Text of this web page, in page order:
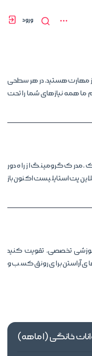
ورود
مهارت هستید، در هر سطحی
ما همه نیازهای شما را تحت
مدرک گرومینگ از راه دور
پت استایلیست اکنون باز
را با بیش از 100 فیلم آموزشی تخصصی، تقویت کنید
آراستن برای رونق کسب و
(1 ماهه)